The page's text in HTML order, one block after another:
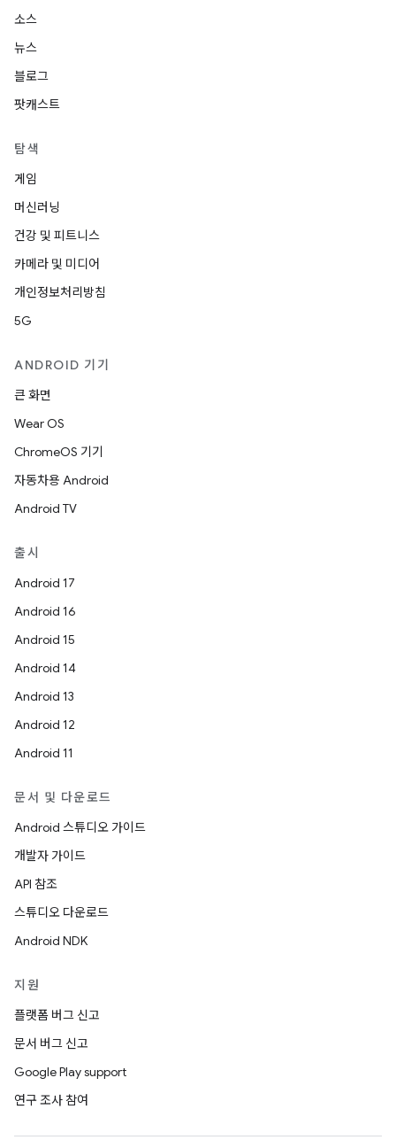
소스
뉴스
블로그
팟캐스트
탐색
게임
머신러닝
건강 및 피트니스
카메라 및 미디어
개인정보처리방침
5G
ANDROID 기기
큰 화면
Wear OS
ChromeOS 기기
자동차용 Android
Android TV
출시
Android 17
Android 16
Android 15
Android 14
Android 13
Android 12
Android 11
문서 및 다운로드
Android 스튜디오 가이드
개발자 가이드
API 참조
스튜디오 다운로드
Android NDK
지원
플랫폼 버그 신고
문서 버그 신고
Google Play support
연구 조사 참여